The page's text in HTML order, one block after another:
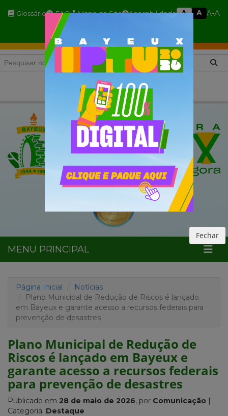
Glossário FAQ Mapa do Site Acessibilidade A A A-A
MENU PRINCIPAL
Página Inicial
Notícias
Plano Municipal de Redução de Riscos é lançado
em Bayeux e garante acesso a recursos federais para
prevenção de desastres
Plano Municipal de Redução de
Riscos é lançado em Bayeux e
garante acesso a recursos federais
para prevenção de desastres
Publicado em 28 de maio de 2026, por Comunicação |
Categoria: Destaque
Fechar